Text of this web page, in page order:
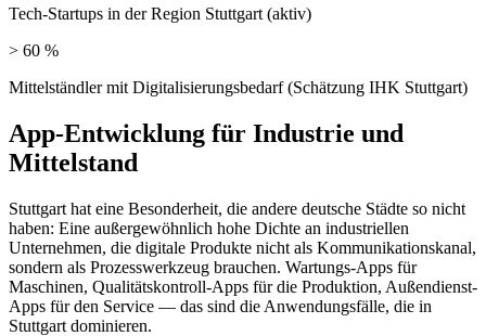
Tech-Startups in der Region Stuttgart (aktiv)
> 60 %
Mittelständler mit Digitalisierungsbedarf (Schätzung IHK Stuttgart)
App-Entwicklung für Industrie und
Mittelstand
Stuttgart hat eine Besonderheit, die andere deutsche Städte so nicht
haben: Eine außergewöhnlich hohe Dichte an industriellen
Unternehmen, die digitale Produkte nicht als Kommunikationskanal,
sondern als Prozesswerkzeug brauchen. Wartungs-Apps für
Maschinen, Qualitätskontroll-Apps für die Produktion, Außendienst-
Apps für den Service — das sind die Anwendungsfälle, die in
Stuttgart dominieren.